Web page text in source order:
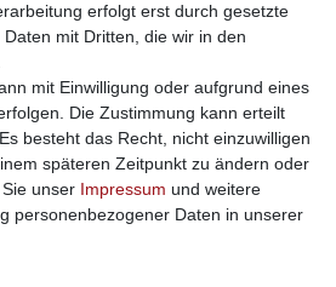
via SSL Verschlüsselung
erfolgt erst durch gesetzte
mit Dritten, die wir in den
mit Einwilligung oder aufgrund eines
Die Zustimmung kann erteilt
besteht das Recht, nicht einzuwilligen
späteren Zeitpunkt zu ändern oder
unser Impressum und weitere
personenbezogener Daten in unserer